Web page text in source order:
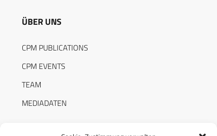
ÜBER UNS
CPM PUBLICATIONS
CPM EVENTS
TEAM
MEDIADATEN